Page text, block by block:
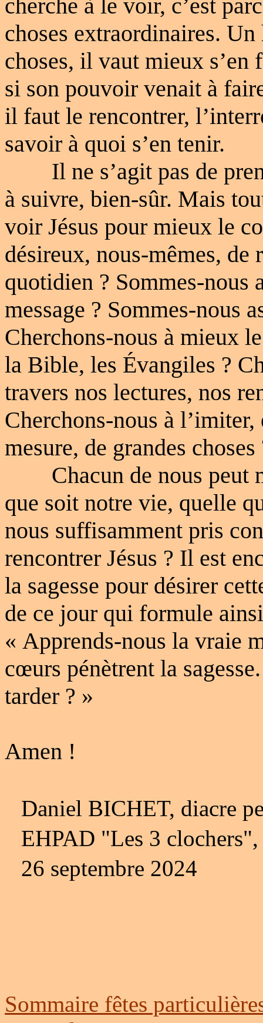
cherche à le voir, c’est
choses extraordinaires.
choses, il vaut mieux
si son pouvoir venait à
il faut le rencontrer,
savoir à quoi s’en tenir.
Il ne s’agit pas de
à suivre, bien-sûr. Mais
voir Jésus pour mieux le
désireux, nous-mêmes, de
quotidien ? Sommes-nous
message ? Sommes-nous
Cherchons-nous à mieux
la Bible, les Évangiles ?
travers nos lectures, nos
Cherchons-nous à
mesure, de grandes choses
Chacun de nous peut
que soit notre vie, quelle
nous suffisamment pris
rencontrer Jésus ? Il est
la sagesse pour désirer
de ce jour qui formule
« Apprends-nous la vraie
cœurs pénètrent la
tarder ? »
Amen !
Daniel BICHET, diacre
EHPAD "Les 3
26 septembre 2024
Sommaire fêtes